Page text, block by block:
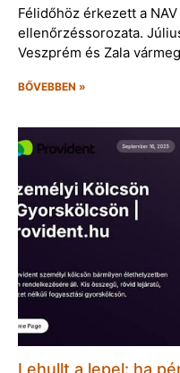
Félidőhöz érkezett a
ellenőrzéssorozata.
Veszprém és Zala
BŐVEBBEN »
Lehullt a lepel: ha